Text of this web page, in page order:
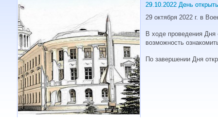
29.10.2022 День
29 октября 2022 г. в
В ходе проведения Дня
возможность
По завершении Дня